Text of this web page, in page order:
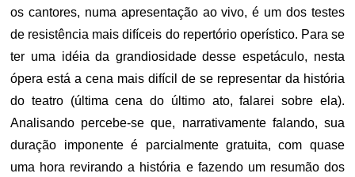
os cantores, numa apresentação ao vivo, é um dos testes
de resistência mais difíceis do repertório operístico. Para se
ter uma idéia da grandiosidade desse espetáculo, nesta
ópera está a cena mais difícil de se representar da história
do teatro (última cena do último ato, falarei sobre ela).
Analisando percebe-se que, narrativamente falando, sua
duração imponente é parcialmente gratuita, com quase
uma hora revirando a história e fazendo um resumão dos